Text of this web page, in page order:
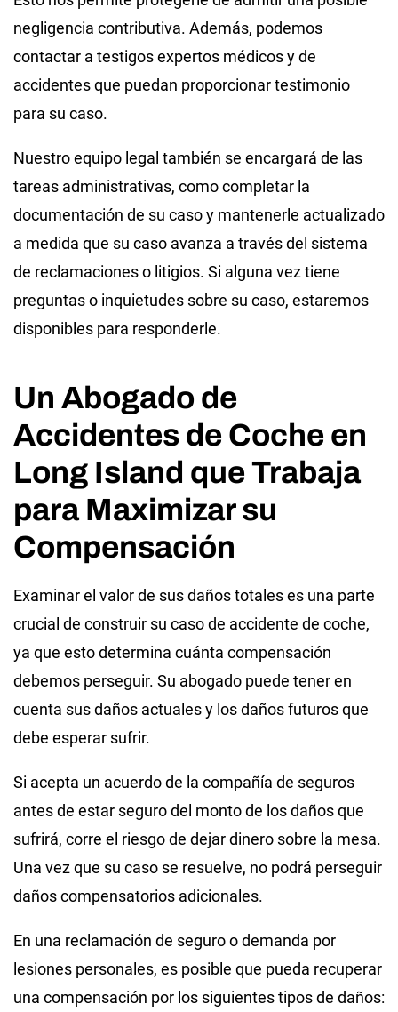
negligencia contributiva. Además, podemos
contactar a testigos expertos médicos y de
accidentes que puedan proporcionar testimonio
para su caso.
Nuestro equipo legal también se encargará de las
tareas administrativas, como completar la
documentación de su caso y mantenerle actualizado
a medida que su caso avanza a través del sistema
de reclamaciones o litigios. Si alguna vez tiene
preguntas o inquietudes sobre su caso, estaremos
disponibles para responderle.
Un Abogado de
Accidentes de Coche en
Long Island que Trabaja
para Maximizar su
Compensación
Examinar el valor de sus daños totales es una parte
crucial de construir su caso de accidente de coche,
ya que esto determina cuánta compensación
debemos perseguir. Su abogado puede tener en
cuenta sus daños actuales y los daños futuros que
debe esperar sufrir.
Si acepta un acuerdo de la compañía de seguros
antes de estar seguro del monto de los daños que
sufrirá, corre el riesgo de dejar dinero sobre la mesa.
Una vez que su caso se resuelve, no podrá perseguir
daños compensatorios adicionales.
En una reclamación de seguro o demanda por
lesiones personales, es posible que pueda recuperar
una compensación por los siguientes tipos de daños: